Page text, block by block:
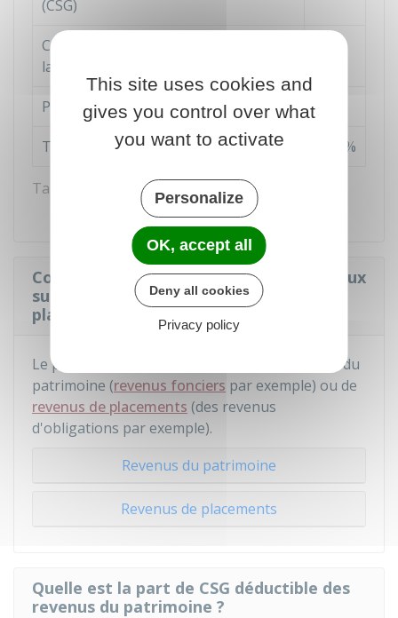
Taux des contributions sociales applicables
(CSG)
Contribution au remboursement de
la dette sociale (CRDS)
0,5 %
Prélèvement de solidarité 7,5 %
TOTAL 17,2 %
Comment payer les prélèvements sociaux
sur les revenus du patrimoine et de
placements ?
Le paiement varie selon qu'il s'agit de revenus du
patrimoine (revenus fonciers par exemple) ou de
revenus de placements (des revenus
d'obligations par exemple).
Revenus du patrimoine
Revenus de placements
Quelle est la part de CSG déductible des
revenus du patrimoine ?
This site uses cookies and
gives you control over what
you want to activate
Personalize
OK, accept all
Deny all cookies
Privacy policy